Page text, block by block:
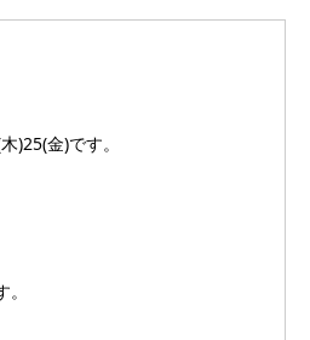
)25(金)です。